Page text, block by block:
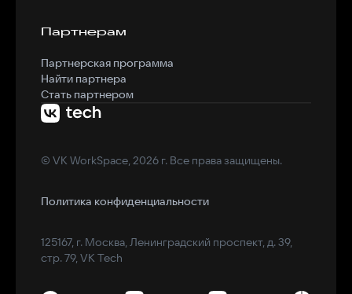
Партнерам
Партнерская программа
Найти партнера
Стать партнером
© VK WorkSpace, 2026 г. Все права защищены.
Политика конфиденциальности
125167, г. Москва, Ленинградский проспект, д. 39,
стр. 79, VK Tech